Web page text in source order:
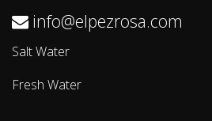
info@elpezrosa.com
Salt Water
Fresh Water